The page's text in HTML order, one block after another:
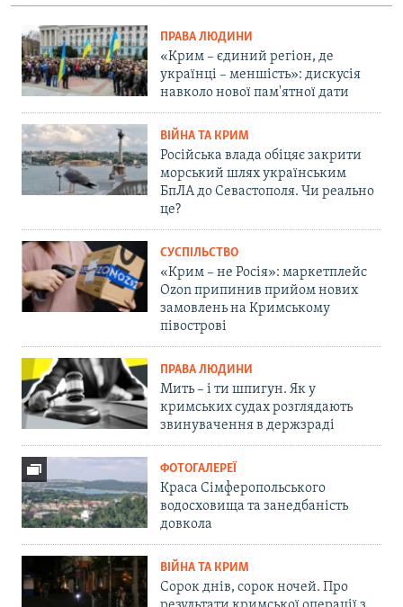
ПРАВА ЛЮДИНИ
«Крим – єдиний регіон, де
українці – меншість»: дискусія
навколо нової пам'ятної дати
ВІЙНА ТА КРИМ
Російська влада обіцяє закрити
морський шлях українським
БпЛА до Севастополя. Чи реально
це?
СУСПІЛЬСТВО
«Крим – не Росія»: маркетплейс
Ozon припинив прийом нових
замовлень на Кримському
півострові
ПРАВА ЛЮДИНИ
Мить – і ти шпигун. Як у
кримських судах розглядають
звинувачення в держзраді
ФОТОГАЛЕРЕЇ
Краса Сімферопольського
водосховища та занедбаність
довкола
ВІЙНА ТА КРИМ
Сорок днів, сорок ночей. Про